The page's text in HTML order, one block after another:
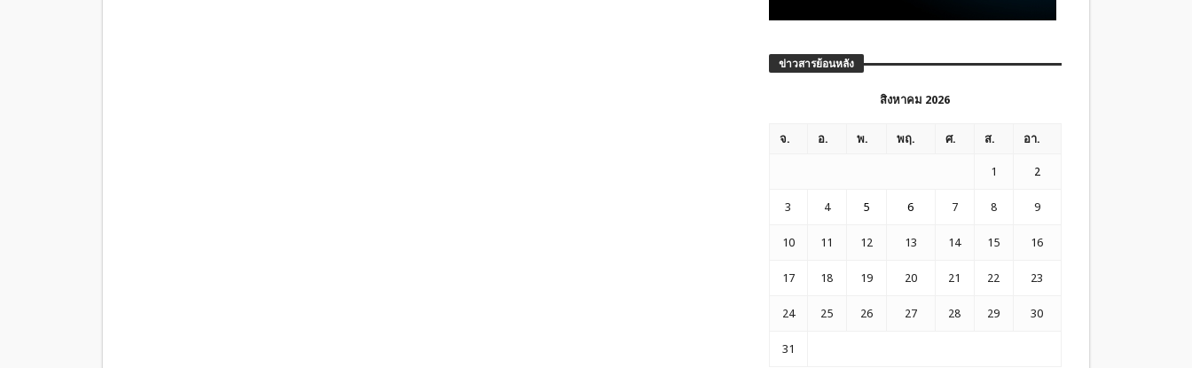
ข่าวสารย้อนหลัง
สิงหาคม 2026
จ. อ. พ. พฤ. ศ. ส. อา.
1 2
3 4 5 6 7 8 9
10 11 12 13 14 15 16
17 18 19 20 21 22 23
24 25 26 27 28 29 30
31